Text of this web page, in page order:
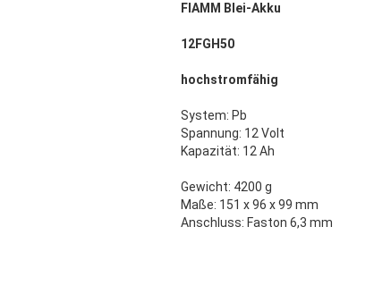
FIAMM Blei-Akku
12FGH50
hochstromfähig
System: Pb
Spannung: 12 Volt
Kapazität: 12 Ah
Gewicht: 4200 g
Maße: 151 x 96 x 99 mm
Anschluss: Faston 6,3 mm